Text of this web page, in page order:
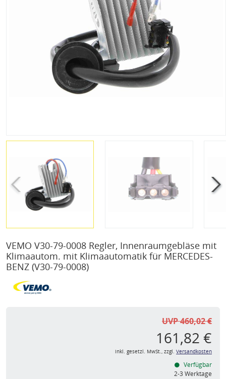
VEMO V30-79-0008 Regler, Innenraumgebläse mit
Klimaautom. mit Klimaautomatik für MERCEDES-
BENZ (V30-79-0008)
UVP 460,02 €
161,82 €
inkl. gesetzl. MwSt., zzgl. Versandkosten
Verfügbar
2-3 Werktage